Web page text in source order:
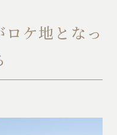
ケ地となっ